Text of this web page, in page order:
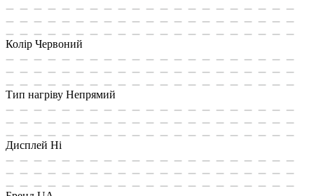
Колір Червоний
Тип нагріву Непрямий
Дисплей Ні